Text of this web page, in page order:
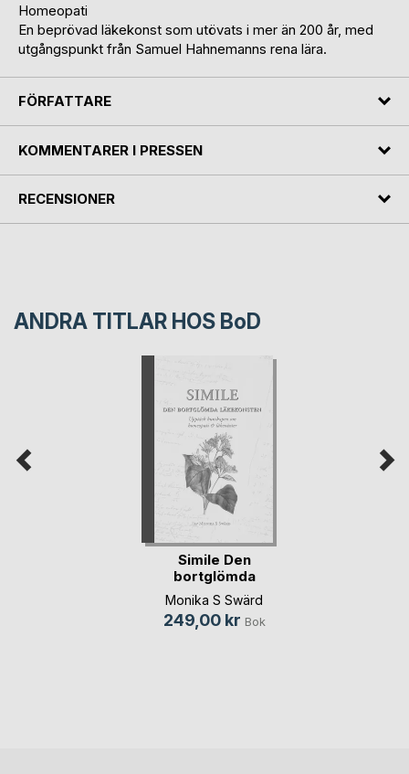
Homeopati
En beprövad läkekonst som utövats i mer än 200 år, med
utgångspunkt från Samuel Hahnemanns rena lära.
FÖRFATTARE
KOMMENTARER I PRESSEN
RECENSIONER
ANDRA TITLAR HOS BoD
Simile Den
bortglömda
läkekonsten S/V
Monika S Swärd
249,00 kr Bok